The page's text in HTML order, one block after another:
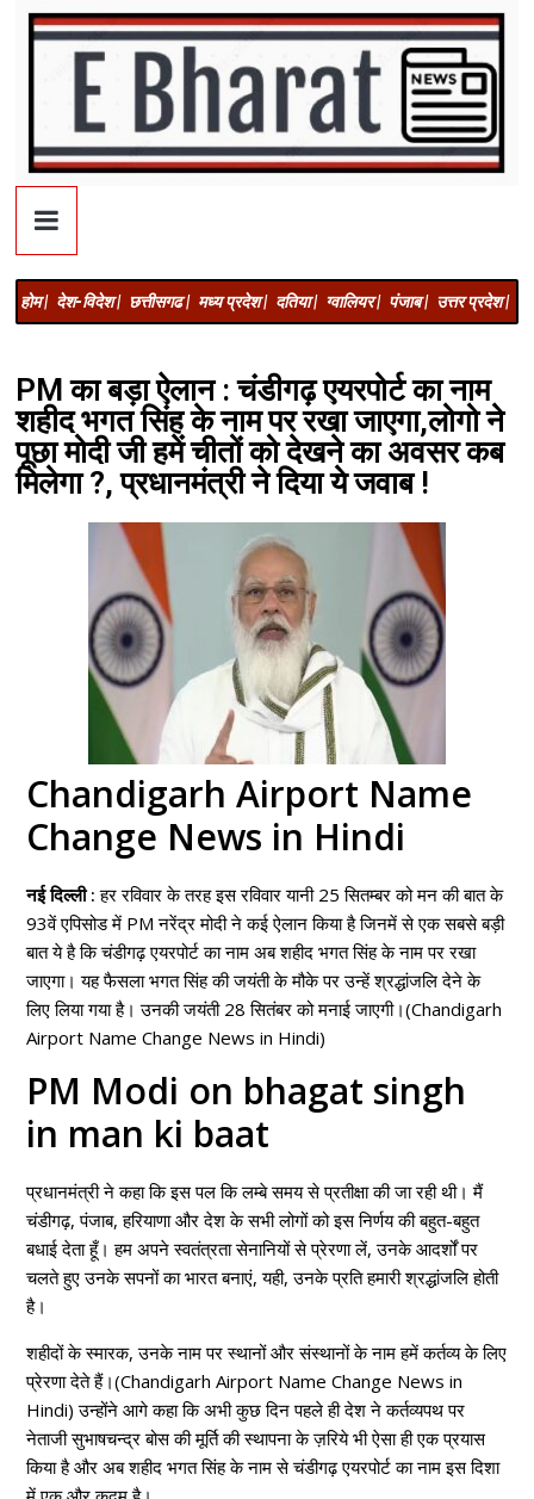
होम | देश-विदेश | छत्तीसगढ | मध्य प्रदेश | दतिया | ग्वालियर | पंजाब | उत्तर प्रदेश |
PM का बड़ा ऐलान : चंडीगढ़ एयरपोर्ट का नाम
शहीद भगत सिंह के नाम पर रखा जाएगा,लोगो ने
पूछा मोदी जी हमें चीतों को देखने का अवसर कब
मिलेगा ?, प्रधानमंत्री ने दिया ये जवाब !
Chandigarh Airport Name
Change News in Hindi
नई दिल्ली : हर रविवार के तरह इस रविवार यानी 25 सितम्बर को मन की बात के
93वें एपिसोड में PM नरेंद्र मोदी ने कई ऐलान किया है जिनमें से एक सबसे बड़ी
बात ये है कि चंडीगढ़ एयरपोर्ट का नाम अब शहीद भगत सिंह के नाम पर रखा
जाएगा। यह फैसला भगत सिंह की जयंती के मौके पर उन्हें श्रद्धांजलि देने के
लिए लिया गया है। उनकी जयंती 28 सितंबर को मनाई जाएगी।(Chandigarh
Airport Name Change News in Hindi)
PM Modi on bhagat singh
in man ki baat
प्रधानमंत्री ने कहा कि इस पल कि लम्बे समय से प्रतीक्षा की जा रही थी। मैं
चंडीगढ़, पंजाब, हरियाणा और देश के सभी लोगों को इस निर्णय की बहुत-बहुत
बधाई देता हूँ। हम अपने स्वतंत्रता सेनानियों से प्रेरणा लें, उनके आदर्शों पर
चलते हुए उनके सपनों का भारत बनाएं, यही, उनके प्रति हमारी श्रद्धांजलि होती
है।
शहीदों के स्मारक, उनके नाम पर स्थानों और संस्थानों के नाम हमें कर्तव्य के लिए
प्रेरणा देते हैं।(Chandigarh Airport Name Change News in
Hindi) उन्होंने आगे कहा कि अभी कुछ दिन पहले ही देश ने कर्तव्यपथ पर
नेताजी सुभाषचन्द्र बोस की मूर्ति की स्थापना के ज़रिये भी ऐसा ही एक प्रयास
किया है और अब शहीद भगत सिंह के नाम से चंडीगढ़ एयरपोर्ट का नाम इस दिशा